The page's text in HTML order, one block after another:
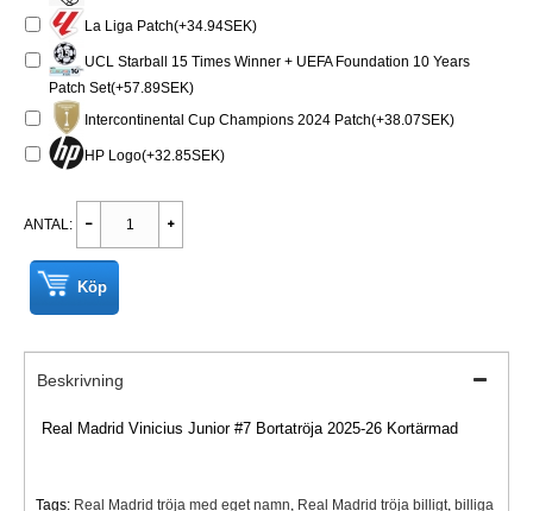
La Liga Patch(+34.94SEK)
UCL Starball 15 Times Winner + UEFA Foundation 10 Years
Patch Set(+57.89SEK)
Intercontinental Cup Champions 2024 Patch(+38.07SEK)
HP Logo(+32.85SEK)
ANTAL:
Köp
Beskrivning
Real Madrid Vinicius Junior #7 Bortatröja 2025-26 Kortärmad
Tags: Real Madrid tröja med eget namn Real Madrid tröja billigt billiga